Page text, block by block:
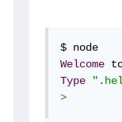
Welcome
Type
>